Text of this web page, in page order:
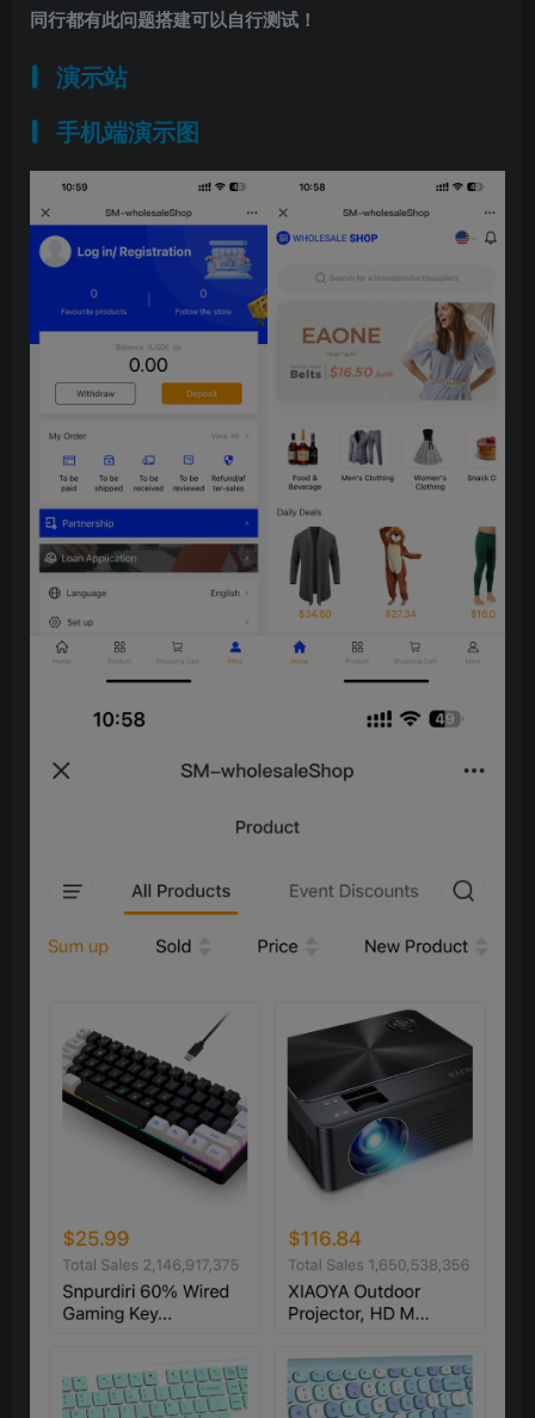
同行都有此问题搭建可以自行测试！
演示站
手机端演示图